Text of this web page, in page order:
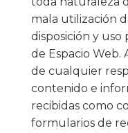
mala utilización
disposición y uso
de Espacio Web.
de cualquier
contenido e
recibidas como
formularios de